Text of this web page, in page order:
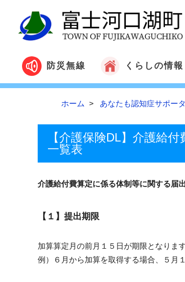
防災無線 くらしの情報
ホーム あなたも認知症サポー
【介護保険DL】介護給
一覧表
介護給付費算定に係る体制等に関する届
【１】提出期限
加算算定月の前月１５日が期限となりま
例）６月から加算を取得する場合、５月